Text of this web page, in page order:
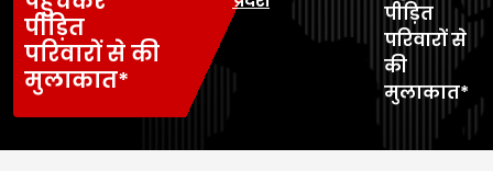
पीड़ित
परिवारों से की
मुलाकात*
पीड़ित
परिवारों से
की
मुलाकात*